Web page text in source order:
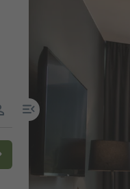
link użytkownika
link menu